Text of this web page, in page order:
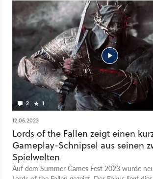
werdet ihr jetzt sagen, “das gab’s doch schon”
ihr recht, denn schon 2014 ist unter genau
vom deutschen Studio Deck 13 und dem
ein Soulslike veröffentlicht worden. Dieses
Fallen ist aber keine richtige Fortsetzung,
eine Art Reboot. Und der wirkt erstmal recht
alles was wir bisher vom neuen Lords of the
Hexworks gesehen haben, sieht sehr
Video zeigt euch Michi, wieso sich Souls-
Freitag den 13. ganz dick im Kalender
2 1
12.06.2023
Lords of the Fallen zeigt einen
Gameplay-Schnipsel aus seinen
Spielwelten
Auf dem Summer Games Fest 2023 wurde